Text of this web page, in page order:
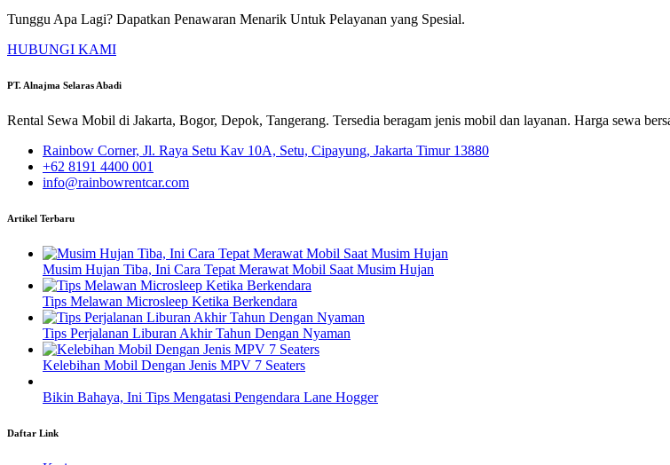
Tunggu Apa Lagi? Dapatkan Penawaran Menarik Untuk Pelayanan yang Spesial.
HUBUNGI KAMI
PT. Alnajma Selaras Abadi
Rental Sewa Mobil di Jakarta, Bogor, Depok, Tangerang. Tersedia beragam jenis mobil dan layanan. Harga sewa
Rainbow Corner, Jl. Raya Setu Kav 10A, Setu, Cipayung, Jakarta Timur 13880
+62 8191 4400 001
info@rainbowrentcar.com
Artikel Terbaru
Musim Hujan Tiba, Ini Cara Tepat Merawat Mobil Saat Musim Hujan
Tips Melawan Microsleep Ketika Berkendara
Tips Perjalanan Liburan Akhir Tahun Dengan Nyaman
Kelebihan Mobil Dengan Jenis MPV 7 Seaters
Bikin Bahaya, Ini Tips Mengatasi Pengendara Lane Hogger
Daftar Link